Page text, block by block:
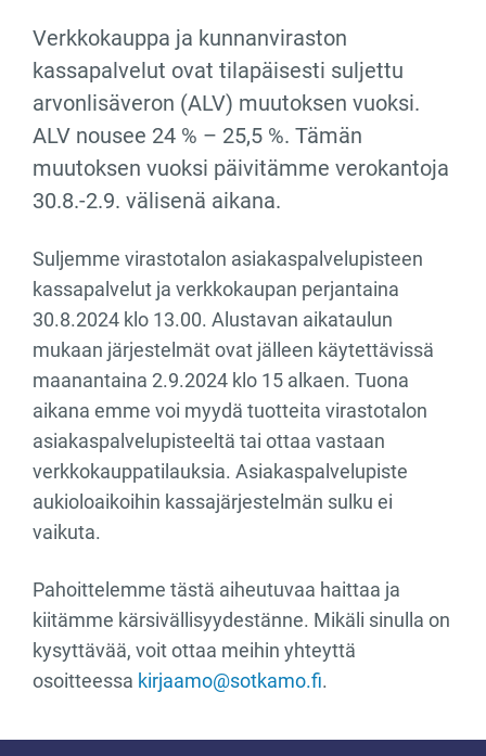
Verkkokauppa ja kunnanviraston
kassapalvelut ovat tilapäisesti suljettu
arvonlisäveron (ALV) muutoksen vuoksi.
ALV nousee 24 % – 25,5 %. Tämän
muutoksen vuoksi päivitämme verokantoja
30.8.-2.9. välisenä aikana.
Suljemme virastotalon asiakaspalvelupisteen
kassapalvelut ja verkkokaupan perjantaina
30.8.2024 klo 13.00. Alustavan aikataulun
mukaan järjestelmät ovat jälleen käytettävissä
maanantaina 2.9.2024 klo 15 alkaen. Tuona
aikana emme voi myydä tuotteita virastotalon
asiakaspalvelupisteeltä tai ottaa vastaan
verkkokauppatilauksia. Asiakaspalvelupiste
aukioloaikoihin kassajärjestelmän sulku ei
vaikuta.
Pahoittelemme tästä aiheutuvaa haittaa ja
kiitämme kärsivällisyydestänne. Mikäli sinulla on
kysyttävää, voit ottaa meihin yhteyttä
osoitteessa kirjaamo@sotkamo.fi.